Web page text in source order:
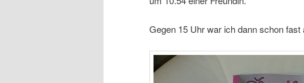
Gegen 15 Uhr war ich dann schon